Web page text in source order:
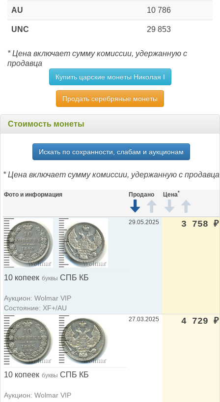
AU 10 786
UNC 29 853
* Цена включает сумму комиссии, удержанную с
продавца
Купить царские монеты Николая I
Продать серебряные монеты
Стоимость монеты
Искать по сохранности, слабам и аукционам
* Цена включает сумму комиссии, удержанную с продавца
Фото и информация Продано Цена*
10 копеек буквы СПБ КБ
Аукцион: Wolmar VIP
Состояние: XF+/AU
29.05.2025 3 758 ₽
10 копеек буквы СПБ КБ
Аукцион: Wolmar VIP
27.03.2025 4 729 ₽